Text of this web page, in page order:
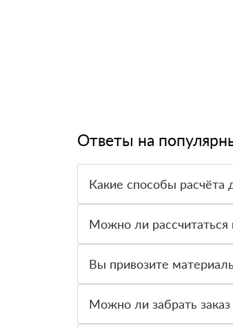
Ответы на
Какие способы расчёта
Можно ли рассчитаться
Вы привозите
Можно ли забрать